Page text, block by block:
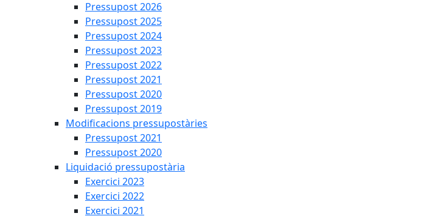
Pressupost 2026
Pressupost 2025
Pressupost 2024
Pressupost 2023
Pressupost 2022
Pressupost 2021
Pressupost 2020
Pressupost 2019
Modificacions pressupostàries
Pressupost 2021
Pressupost 2020
Liquidació pressupostària
Exercici 2023
Exercici 2022
Exercici 2021